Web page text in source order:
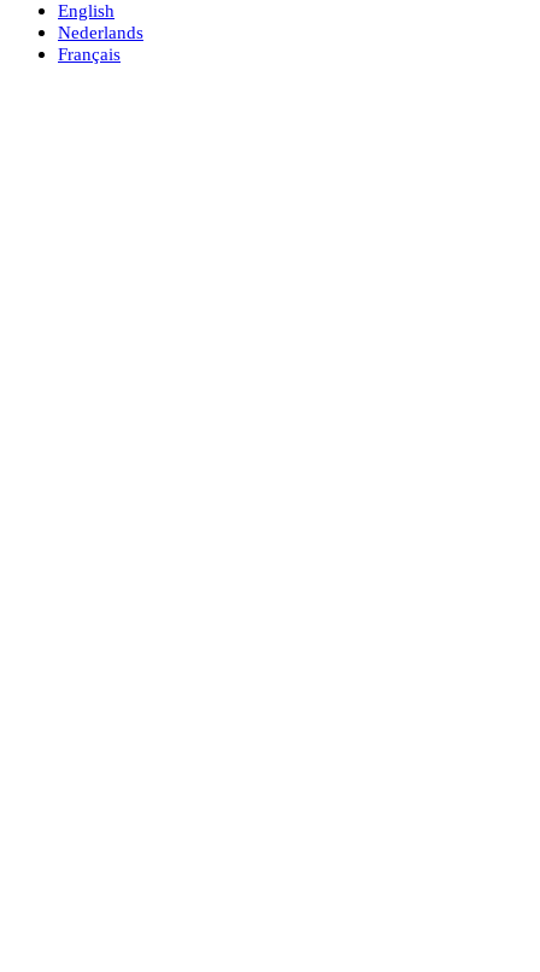
English
Nederlands
Français